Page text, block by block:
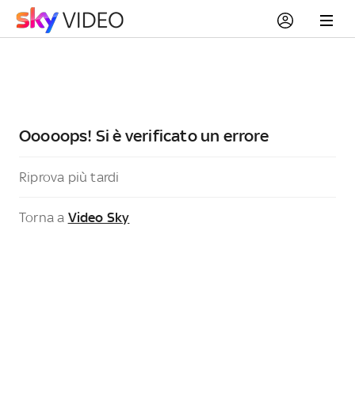
Ooooops! Si è verificato un errore
Riprova più tardi
Torna a Video Sky